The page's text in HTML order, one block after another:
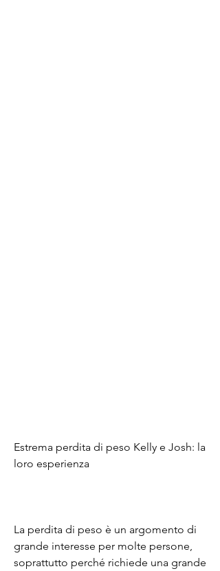
Estrema perdita di peso Kelly e Josh: la
loro esperienza
La perdita di peso è un argomento di
grande interesse per molte persone,
soprattutto perché richiede una grande